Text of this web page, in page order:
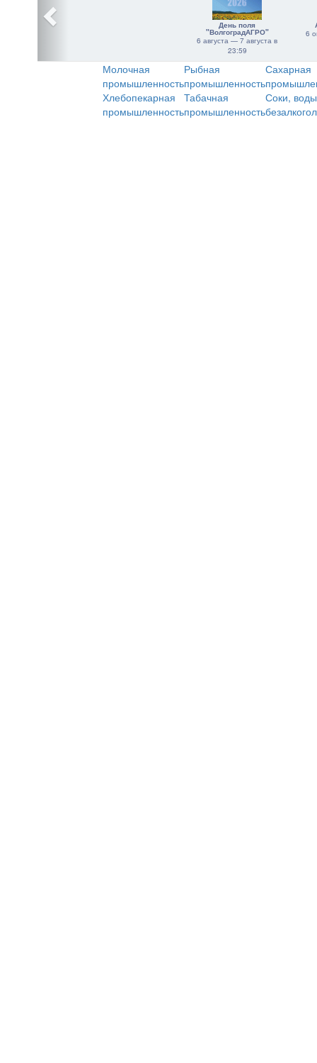
День поля
"ВолгоградАГРО"
6 августа — 7 августа в
23:59
6
Молочная
промышленность
Рыбная
промышленность
Сахарная
Хлебопекарная
промышленность
Табачная
промышленность
Соки,